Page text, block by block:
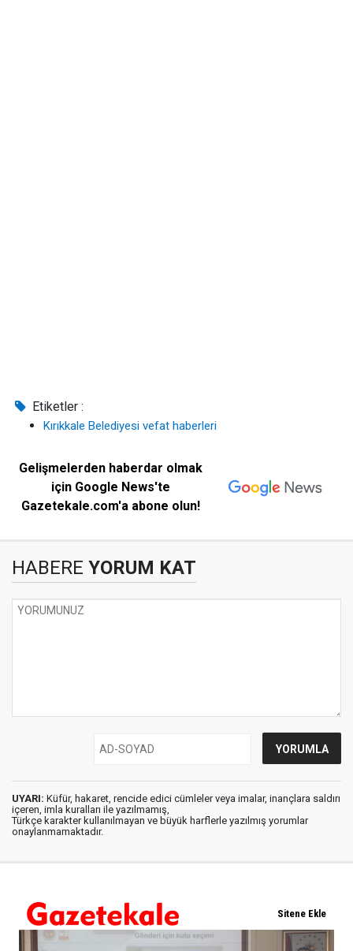
Etiketler :
Kırıkkale Belediyesi vefat haberleri
Gelişmelerden haberdar olmak
için Google News'te
Gazetekale.com'a abone olun!
HABERE YORUM KAT
UYARI: Küfür, hakaret, rencide edici cümleler veya imalar, inançlara saldırı
içeren, imla kuralları ile yazılmamış,
Türkçe karakter kullanılmayan ve büyük harflerle yazılmış yorumlar
onaylanmamaktadır.